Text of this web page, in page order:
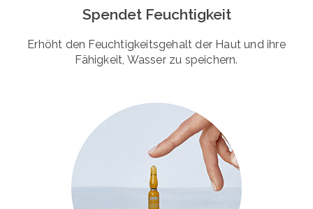
Spendet Feuchtigkeit
Erhöht den Feuchtigkeitsgehalt der Haut und ihre
Fähigkeit, Wasser zu speichern.